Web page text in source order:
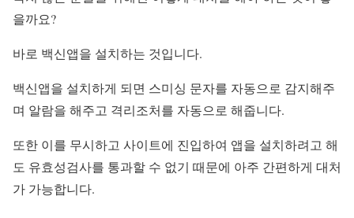
을까요?
바로 백신앱을 설치하는 것입니다.
백신앱을 설치하게 되면 스미싱 문자를 자동으로 감지해주
며 알람을 해주고 격리조처를 자동으로 해줍니다.
또한 이를 무시하고 사이트에 진입하여 앱을 설치하려고 해
도 유효성검사를 통과할 수 없기 때문에 아주 간편하게 대처
가 가능합니다.